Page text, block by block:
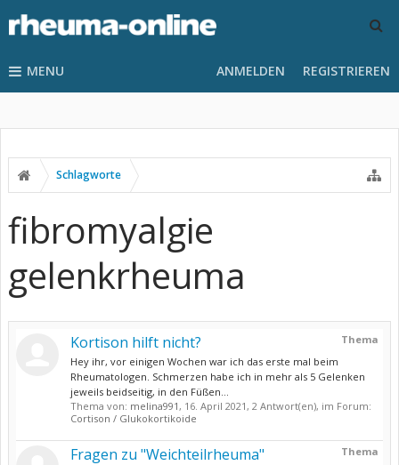
MENU ANMELDEN REGISTRIEREN
Schlagworte
fibromyalgie
gelenkrheuma
Thema
Kortison hilft nicht?
Hey ihr, vor einigen Wochen war ich das erste mal beim
Rheumatologen. Schmerzen habe ich in mehr als 5 Gelenken
jeweils beidseitig, in den Füßen...
Thema von: melina991, 16. April 2021, 2 Antwort(en), im Forum:
Cortison / Glukokortikoide
Thema
Fragen zu "Weichteilrheuma"